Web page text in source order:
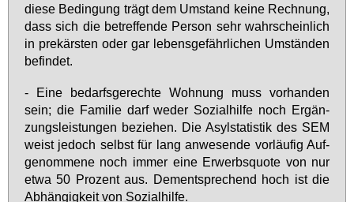
die­se Be­din­gung trägt dem Um­stand kei­ne Rech­nung,
dass sich die be­tref­fen­de Per­son sehr wahr­schein­lich
in pre­kärs­ten oder gar le­bens­ge­fähr­li­chen Um­stän­den
be­fin­det.
- Ei­ne be­darfs­ge­rech­te Woh­nung muss vor­han­den
sein; die Fa­mi­lie darf we­der So­zi­al­hil­fe noch Er­gän­
zungs­leis­tun­gen be­zie­hen. Die Asyl­sta­tis­tik des SEM
weist je­doch selbst für lang an­we­sen­de vor­läu­fig Auf­
ge­nom­me­ne noch im­mer ei­ne Er­werbs­quo­te von nur
et­wa 50 Pro­zent aus. Dem­entspre­chend hoch ist die
Ab­hän­gig­keit von So­zi­al­hil­fe.